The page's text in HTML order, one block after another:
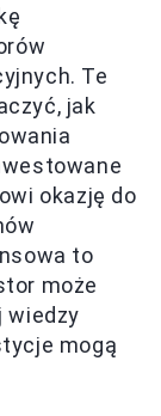
Te
jak
okazję do
to
może
wiedzy
mogą